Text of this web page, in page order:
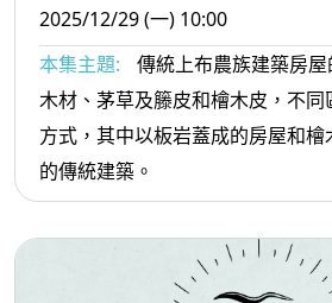
2025/12/29 (一) 10:00
本集主題:
傳統上布農族建築房屋
木材、茅草及籐皮和檜木皮，不同
方式，其中以板岩蓋成的房屋和
的傳統建築。